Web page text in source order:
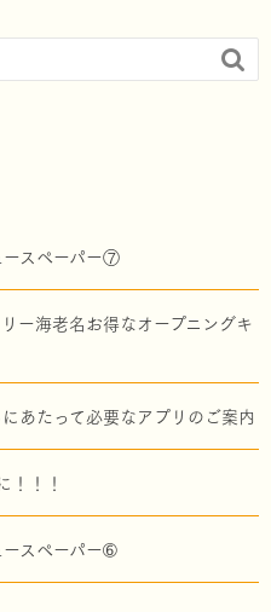

ースペーパー⑦
ー海老名お得なオープニングキ
あたって必要なアプリのご案内
！！！
スペーパー➅